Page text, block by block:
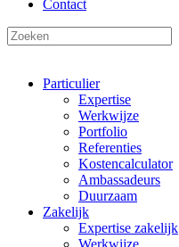
Contact
Particulier
Expertise
Werkwijze
Portfolio
Referenties
Kostencalculator
Ambassadeurs
Duurzaam
Zakelijk
Expertise zakelijk
Werkwijze